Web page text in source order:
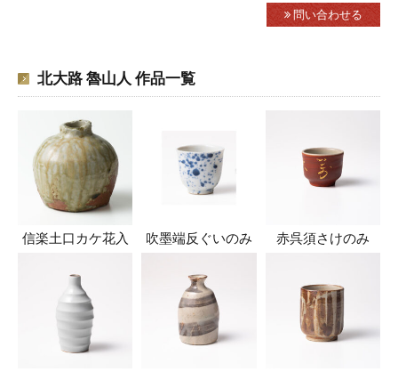
問い合わせる
北大路 魯山人 作品一覧
信楽土口カケ花入 吹墨端反ぐいのみ 赤呉須さけのみ